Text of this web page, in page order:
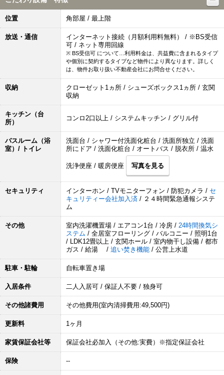
位置 角部屋 / 最上階
放送・通信
インターネット接続（月額利用料無料） / ※BS受信
可 / ネット専用回線
※ BS受信可 について…利用料金は、共益費に含まれるタイプ
や個別に契約するタイプなど物件により異なります。詳しく
は、物件お取り扱い不動産会社にお問合せください。
収納
クローゼット1ヵ所 / シューズボックス1ヵ所 / 玄関
収納
キッチン（台
所）
コンロ2口以上 / システムキッチン / グリル付
バスルーム（浴
室）/ トイレ
洗面台 / シャワー付洗面化粧台 / 洗面所独立 / 洗面
所にドア / 洗面化粧台 / オートバス / 脱衣所 / 温水
洗浄便座 / 暖房便座 写真を見る
セキュリティ インターホン / TVモニターフォン / 防犯カメラ / セ
キュリティー会社加入済 / ２４時間緊急通報システ
ム
その他 室内洗濯機置場 / エアコン1台 / 冷房 / 24時間換気シ
ステム / 全居室フローリング / バルコニー / 照明1台
/ LDK12畳以上 / 玄関ホール / 室内物干し設備 / 都市
ガス / 給湯 / 追い焚き機能 / 公営上水道
駐車・駐輪 自転車置き場
入居条件 二人入居可 / 保証人不要 / 独身可
その他諸費用 その他費用(室内清掃費用:49,500円)
更新料 1ヶ月
家賃保証会社等 保証会社必加入（その他:実費）※指定保証会社
保険 --